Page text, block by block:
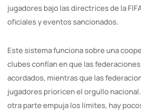
jugadores bajo las directrices de la
oficiales y eventos sancionados.
Este sistema funciona sobre una
clubes confían en que las
acordados, mientras que las
jugadores prioricen el orgullo
otra parte empuja los límites, hay